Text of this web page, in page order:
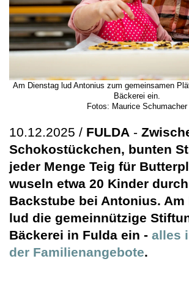
Am Dienstag lud Antonius zum gemeinsamen
Bäckerei ein.
Fotos: Maurice Schumacher
10.12.2025 / FULDA -
Schokostückchen, bunten
jeder Menge Teig für
wuseln etwa 20 Kinder
Backstube bei Antonius. Am
lud die gemeinnützige
Bäckerei in Fulda ein - alles
der Familienangebote.